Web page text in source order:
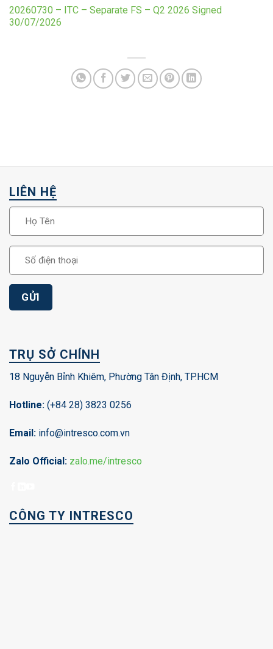
20260730 – ITC – Separate FS – Q2 2026 Signed
30/07/2026
LIÊN HỆ
TRỤ SỞ CHÍNH
18 Nguyễn Bỉnh Khiêm, Phường Tân Định, TP.HCM
Hotline: (+84 28) 3823 0256
Email: info@intresco.com.vn
Zalo Official: zalo.me/intresco
CÔNG TY INTRESCO